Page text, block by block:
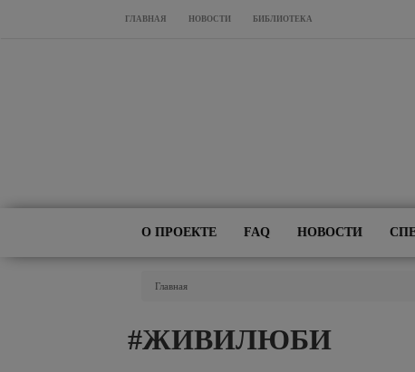
Перейти к основному содержанию
ГЛАВНАЯ НОВОСТИ БИБЛИОТЕКА
О ПРОЕКТЕ FAQ НОВОСТИ
Главная
#ЖИВИЛЮБИ